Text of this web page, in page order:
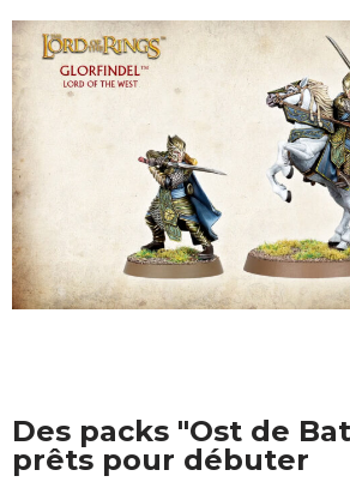
Des packs "Ost de
prêts pour débuter